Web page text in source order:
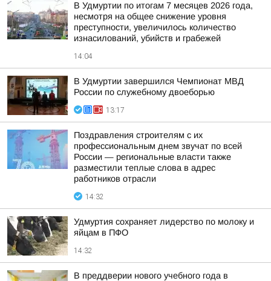
В Удмуртии по итогам 7 месяцев 2026 года,
несмотря на общее снижение уровня
преступности, увеличилось количество
изнасилований, убийств и грабежей
14:04
В Удмуртии завершился Чемпионат МВД
России по служебному двоеборью
13:17
Поздравления строителям с их
профессиональным днем звучат по всей
России — региональные власти также
разместили теплые слова в адрес
работников отрасли
14:32
Удмуртия сохраняет лидерство по молоку и
яйцам в ПФО
14:32
В преддверии нового учебного года в